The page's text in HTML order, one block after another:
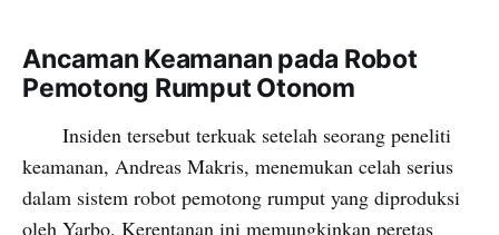
Ancaman Keamanan pada Robot
Pemotong Rumput Otonom
Insiden tersebut terkuak setelah seorang peneliti
keamanan, Andreas Makris, menemukan celah serius
dalam sistem robot pemotong rumput yang diproduksi
oleh Yarbo. Kerentanan ini memungkinkan peretas